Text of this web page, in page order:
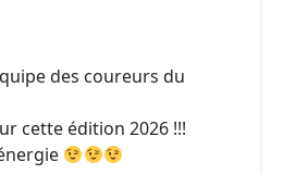
des coureurs du
cette édition 2026 !!!